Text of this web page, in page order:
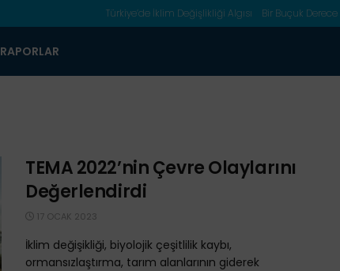
Türkiye’de İklim Değişlikliği Algısı Bir Buçuk Derece
RAPORLAR
TEMA 2022’nin Çevre Olaylarını
Değerlendirdi
17 OCAK 2023
İklim değişikliği, biyolojik çeşitlilik kaybı,
ormansızlaştırma, tarım alanlarının giderek